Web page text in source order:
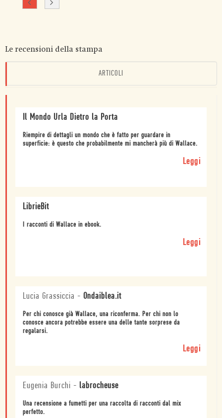
Le recensioni della stampa
ARTICOLI
Il Mondo Urla Dietro la Porta
Riempire di dettagli un mondo che è fatto per guardare in
superficie: è questo che probabilmente mi mancherà più di Wallace.
Leggi
LibrieBit
I racconti di Wallace in ebook.
Leggi
Lucia Grassiccia - Ondaiblea.it
Per chi conosce già Wallace, una riconferma. Per chi non lo
conosce ancora potrebbe essere una delle tante sorprese da
regalarsi.
Leggi
Eugenia Burchi - labrocheuse
Una recensione a fumetti per una raccolta di racconti dal mix
perfetto.